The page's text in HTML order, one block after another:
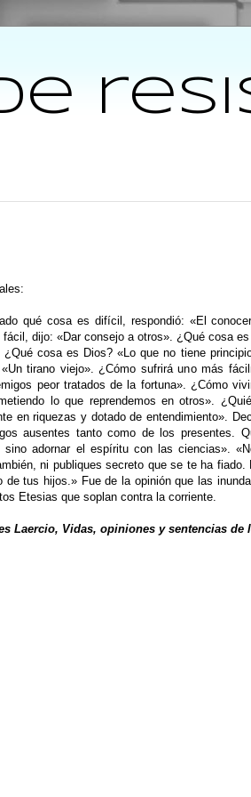
qué cosa es difícil, respondió: «El
dijo: «Dar consejo a otros». ¿Qué cosa
¿Qué cosa es Dios? «Lo que no tiene
tirano viejo». ¿Cómo sufrirá uno más
peor tratados de la fortuna». ¿Cómo
lo que reprendemos en otros».
en riquezas y dotado de entendimiento».
ausentes tanto como de los presentes.
sino adornar el espíritu con las ciencias».
ni publiques secreto que se te ha fiado.
de tus hijos.» Fue de la opinión que las
Etesias que soplan contra la corriente.
Laercio, Vidas, opiniones y sentencias